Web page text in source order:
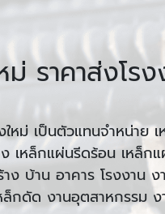
ม่ ราคาส่งโร
หม่ เป็นตัวแทนจำหน่าย
เหล็กแผ่นรีดร้อน เหล็ก
ง บ้าน อาคาร โรงงาน ง
กดัด งานอุตสาหกรรม ง